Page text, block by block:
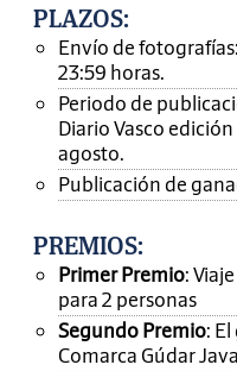
PLAZOS:
Envío de
23:59 horas.
Periodo de
Diario Vasco
agosto.
Publicación de
PREMIOS:
Primer Premio:
para 2 personas
Segundo Premio:
Comarca Gúdar